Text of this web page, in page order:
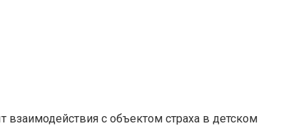
с объектом страха в детском